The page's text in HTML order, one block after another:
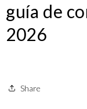
guía de
2026
Share